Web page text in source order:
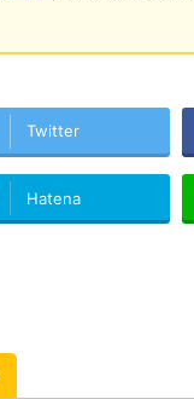
Twitter
Hatena